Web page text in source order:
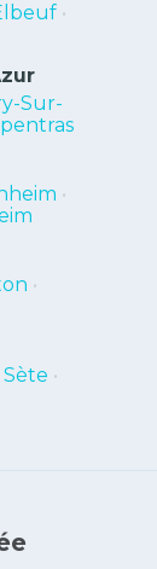
•
Sur-
•
•
Sète •